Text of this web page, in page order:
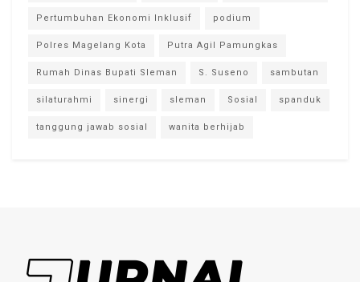
Pertumbuhan Ekonomi Inklusif podium
Polres Magelang Kota Putra Agil Pamungkas
Rumah Dinas Bupati Sleman S. Suseno sambutan
silaturahmi sinergi sleman Sosial spanduk
tanggung jawab sosial wanita berhijab